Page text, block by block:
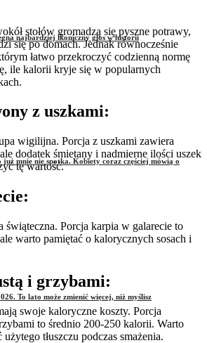
najbardziej ikoniczny głos w historii
już mnie nie spotka. Kobiety coraz częściej mówią o
To lato może zmienić więcej, niż myślisz
stołów gromadzą się pyszne potrawy,
się po domach. Jednak równocześnie
łatwo przekroczyć codzienną normę
ile kalorii kryje się w popularnych
z uszkami:
wigilijna. Porcja z uszkami zawiera
dodatek śmietany i nadmierne ilości uszek
tę wartość.
świąteczna. Porcja karpia w galarecie to
warto pamiętać o kalorycznych sosach i
i grzybami:
swoje kaloryczne koszty. Porcja
to średnio 200-250 kalorii. Warto
tłuszczu podczas smażenia.